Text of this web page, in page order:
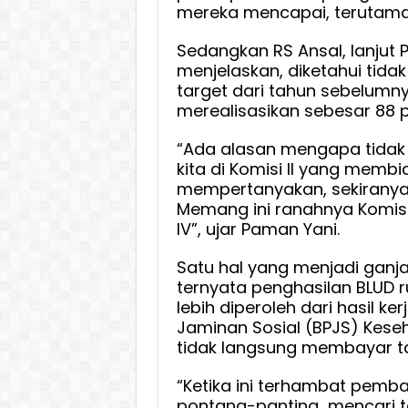
mereka mencapai, terutama
Sedangkan RS Ansal, lanjut
menjelaskan, diketahui
target dari tahun
merealisasikan sebesar 88
“Ada alasan mengapa
kita di Komisi II yang
mempertanyakan,
Memang ini ranahnya
IV”, ujar Paman Yani.
Satu hal yang menjadi
ternyata penghasilan BLUD
lebih diperoleh dari hasil
Jaminan Sosial (BPJS)
tidak langsung membayar
“Ketika ini terhambat